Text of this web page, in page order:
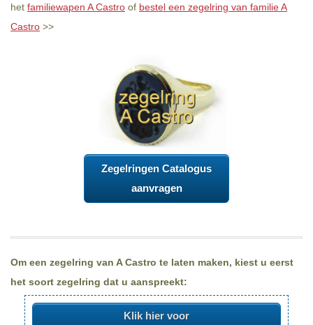
het familiewapen A Castro of bestel een zegelring van familie A
Castro >>
Zegelringen Catalogus
aanvragen
Om een zegelring van A Castro te laten maken, kiest u eerst
het soort zegelring dat u aanspreekt:
Klik hier voor